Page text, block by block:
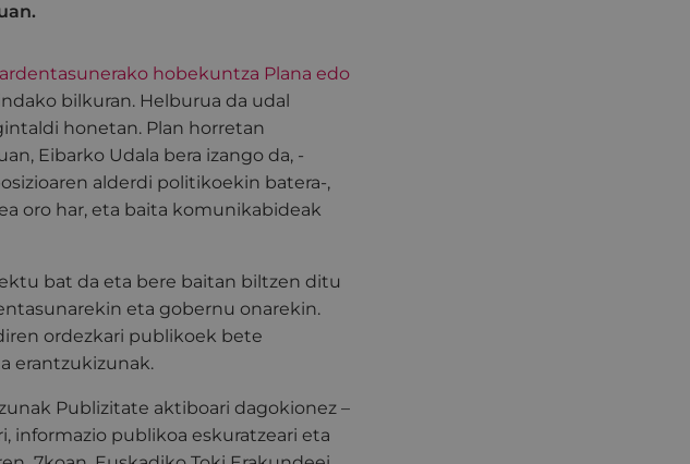
hobekuntza Plana edo
bilkuran. Helburua da udal
honetan. Plan horretan
Eibarko Udala bera izango da, -
alderdi politikoekin batera-,
oro har, eta baita komunikabideak
bat da eta bere baitan biltzen ditu
eta gobernu onarekin.
ordezkari publikoek bete
erantzukizunak.
Publizitate aktiboari dagokionez –
informazio publikoa eskuratzeari eta